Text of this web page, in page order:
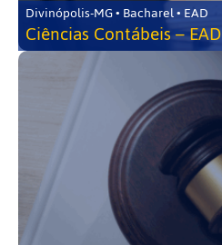
Divinópolis-MG • Bacharel • EAD
Ciências Contábeis – EAD